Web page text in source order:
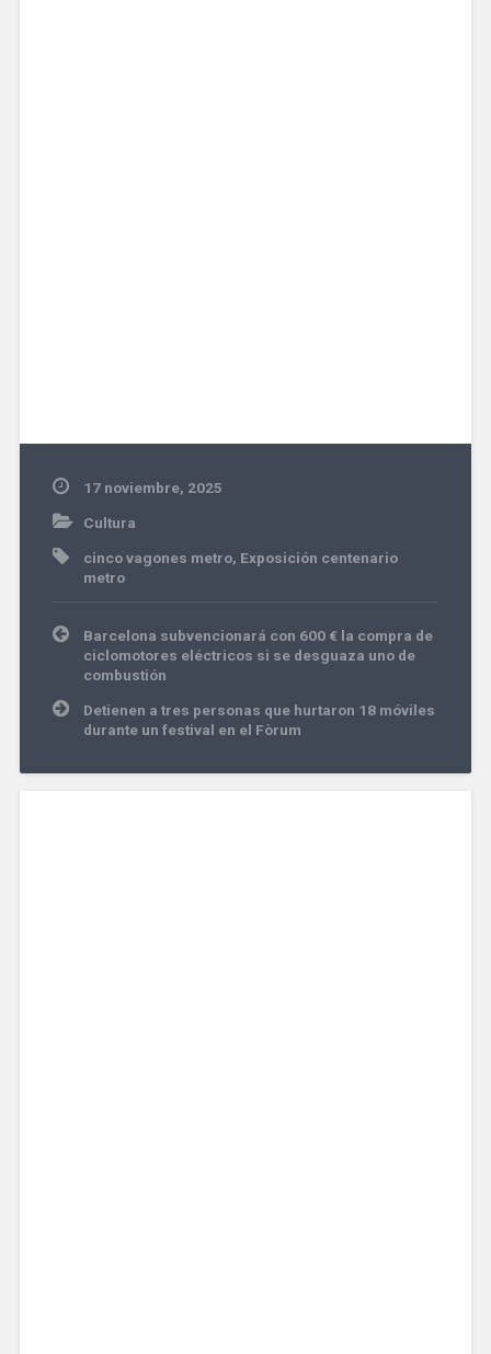
17 noviembre, 2025
Cultura
cinco vagones metro, Exposición centenario
metro
Navegación
de
entradas
Barcelona subvencionará con 600 € la compra de
ciclomotores eléctricos si se desguaza uno de
combustión
Detienen a tres personas que hurtaron 18 móviles
durante un festival en el Fòrum